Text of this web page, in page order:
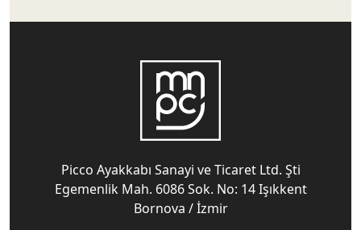
Picco Ayakkabı Sanayi ve Ticaret Ltd. Şti
Egemenlik Mah. 6086 Sok. No: 14 Işıkkent
Bornova / İzmir